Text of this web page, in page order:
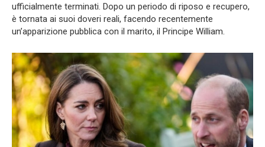
ufficialmente terminati. Dopo un periodo di riposo e recupero,
è tornata ai suoi doveri reali, facendo recentemente
un’apparizione pubblica con il marito, il Principe William.